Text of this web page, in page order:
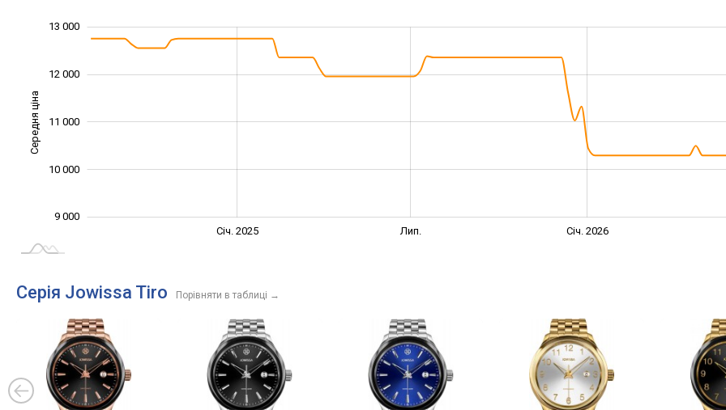
Середня ціна 10 000
9 000
10 000
11 000
12 000
13 000
Січ. 2025 Лип. Січ. 2026
Серія Jowissa Tiro Порівняти в таблиці →